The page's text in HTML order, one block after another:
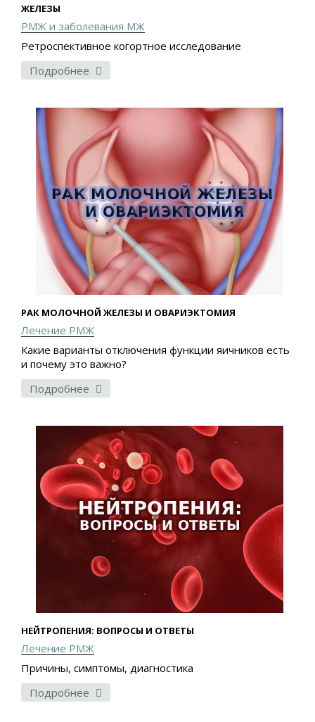
ЖЕЛЕЗЫ
РМЖ и заболевания МЖ
Ретроспективное когортное исследование
Подробнее
РАК МОЛОЧНОЙ ЖЕЛЕЗЫ И ОВАРИЭКТОМИЯ
Лечение РМЖ
Какие варианты отключения функции яичников есть
и почему это важно?
Подробнее
НЕЙТРОПЕНИЯ: ВОПРОСЫ И ОТВЕТЫ
Лечение РМЖ
Причины, симптомы, диагностика
Подробнее